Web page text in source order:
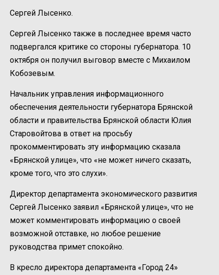
Сергей Лысенко.
Сергей Лысенко также в последнее время часто
подвергался критике со стороны губернатора. 10
октября он получил выговор вместе с Михаилом
Кобозевым.
Начальник управления информационного
обеспечения деятельности губернатора Брянской
области и правительства Брянской области Юлия
Старовойтова в ответ на просьбу
прокомментировать эту информацию сказала
«Брянской улице», что «не может ничего сказать,
кроме того, что это слухи».
Директор департамента экономического развития
Сергей Лысенко заявил «Брянской улице», что не
может комментировать информацию о своей
возможной отставке, но любое решение
руководства примет спокойно.
В кресло директора департамента «Город 24»